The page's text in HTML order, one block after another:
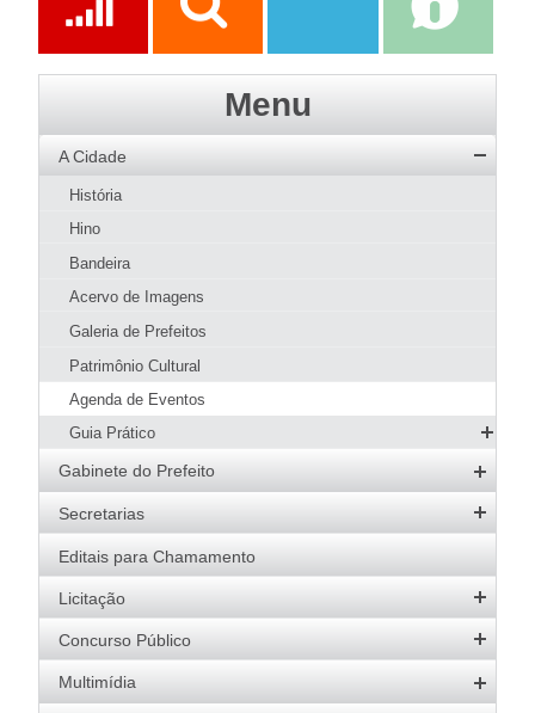
Menu
A Cidade
História
Hino
Bandeira
Acervo de Imagens
Galeria de Prefeitos
Patrimônio Cultural
Agenda de Eventos
Guia Prático
Hotéis e Pousadas
Pizzarias
Pastelarias
Bares, Lanchonetes e Sorveterias
Padarias
Gabinete do Prefeito
Prefeito
Agenda do Prefeito
Secretarias
Agricultura
Educação
Fazenda e Administração
Editais para Chamamento
Licitação
Editais Abertos
Atas de Registro de Preços
Concurso Público
Concursos Abertos
Multimídia